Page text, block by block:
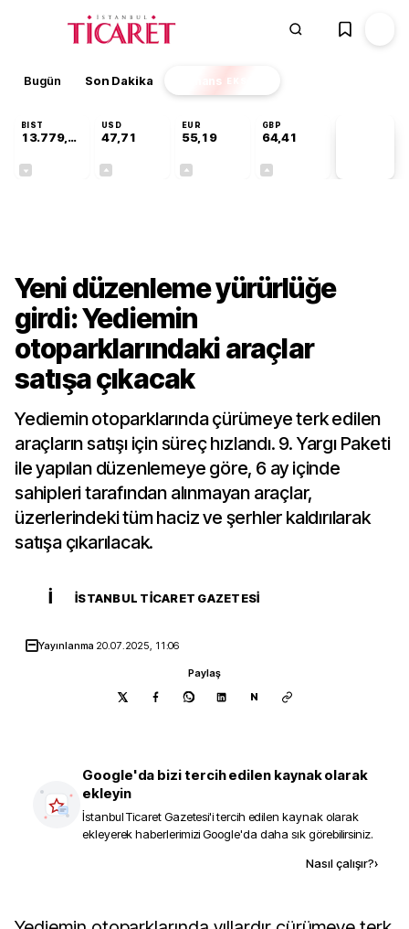
Bugün Son Dakika Finans EKSTRA
BIST
13.779,39
USD
47,71
EUR
55,19
GBP
64,41
Yeni düzenleme yürürlüğe
girdi: Yediemin
otoparklarındaki araçlar
satışa çıkacak
Yediemin otoparklarında çürümeye terk edilen
araçların satışı için süreç hızlandı. 9. Yargı Paketi
ile yapılan düzenlemeye göre, 6 ay içinde
sahipleri tarafından alınmayan araçlar,
üzerlerindeki tüm haciz ve şerhler kaldırılarak
satışa çıkarılacak.
İ İSTANBUL TICARET GAZETESI
Yayınlanma 20.07.2025, 11:06
Paylaş
N
Google'da bizi tercih edilen kaynak olarak
ekleyin
İstanbul Ticaret Gazetesi'i tercih edilen kaynak olarak
ekleyerek haberlerimizi Google'da daha sık görebilirsiniz.
Nasıl çalışır?›